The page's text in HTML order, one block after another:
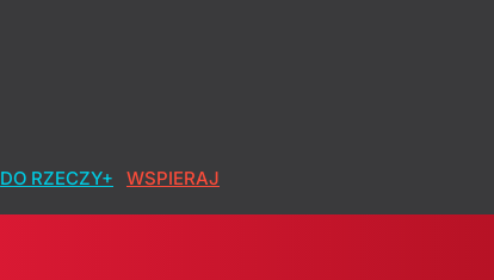
DO RZECZY+ WSPIERAJ